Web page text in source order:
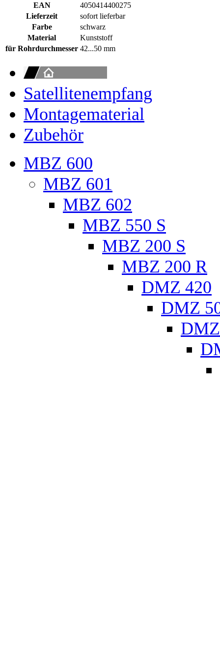
EAN
4050414400275
Lieferzeit
sofort lieferbar
Farbe
schwarz
Material
Kunststoff
für Rohrdurchmesser 42...50 mm
Satellitenempfang
Montagematerial
Zubehör
MBZ 600
MBZ 601
MBZ 602
MBZ 550 S
MBZ 200 S
MBZ 200 R
DMZ 420
DMZ